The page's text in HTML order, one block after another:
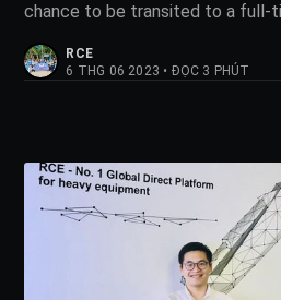
chance to be transited to a full-
RCE
6 THG 06 2023 • ĐỌC 3 PHÚT